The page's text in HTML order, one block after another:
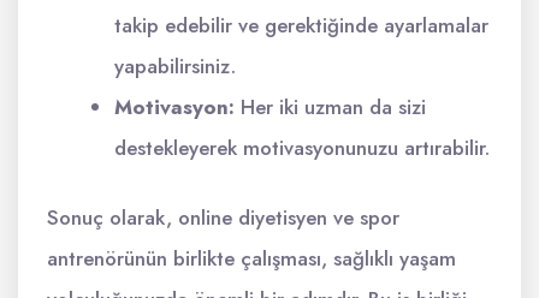
takip edebilir ve gerektiğinde ayarlamalar
yapabilirsiniz.
Motivasyon: Her iki uzman da sizi
destekleyerek motivasyonunuzu artırabilir.
Sonuç olarak, online diyetisyen ve spor
antrenörünün birlikte çalışması, sağlıklı yaşam